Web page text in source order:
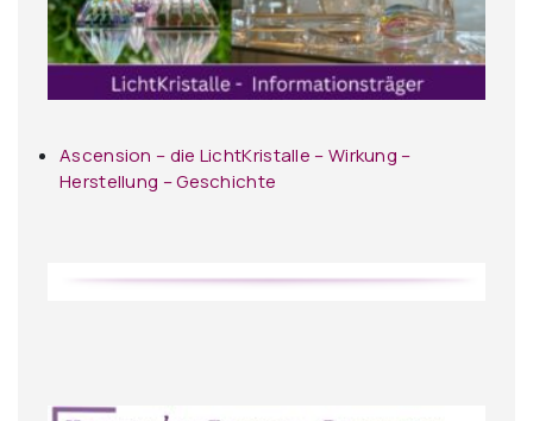
Ascension – die LichtKristalle – Wirkung –
Herstellung – Geschichte